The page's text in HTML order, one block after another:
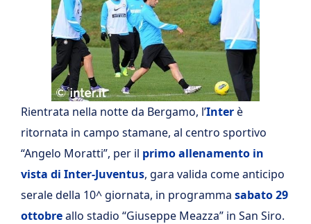
Rientrata nella notte da Bergamo, l’Interè
ritornata in campo stamane, al centro sportivo
“Angelo Moratti”, per il primo allenamento in
vista di Inter-Juventus, gara valida come anticipo
serale della 10^ giornata, in programma sabato 29
ottobreallo stadio “Giuseppe Meazza” in San Siro.